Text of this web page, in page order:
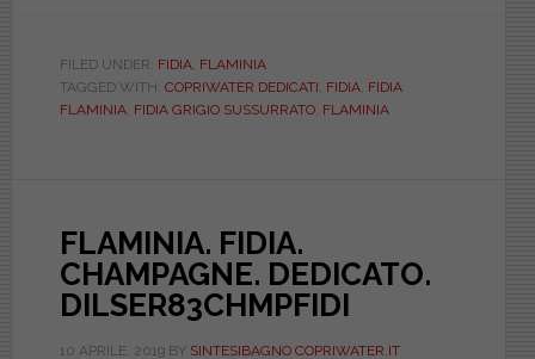
GRIGIO
SUSSURRATO.
DEDICATO.
FILED UNDER: FIDIA, FLAMINIA
TAGGED WITH: COPRIWATER DEDICATI, FIDIA, FIDIA
FLAMINIA, FIDIA GRIGIO SUSSURRATO, FLAMINIA
FLAMINIA. FIDIA.
CHAMPAGNE. DEDICATO.
DILSER83CHMPFIDI
10 APRILE, 2019BY SINTESIBAGNO COPRIWATER.IT